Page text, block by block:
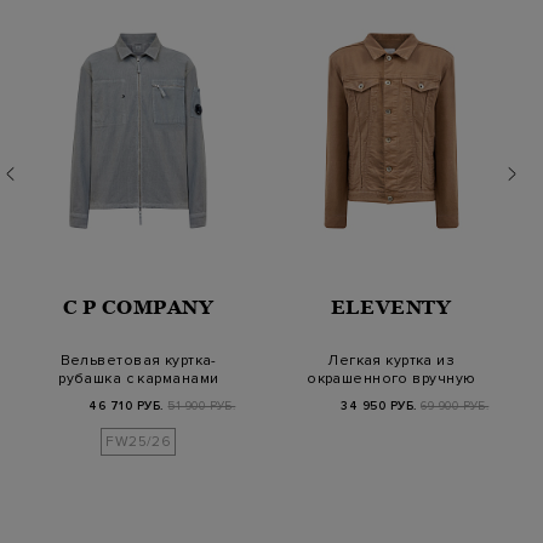
C P COMPANY
Вельветовая куртка-
рубашка с карманами
46 710 РУБ. 51 900 РУБ.
FW25/26
ELEVENTY
Легкая куртка из
окрашенного вручную
34 950 РУБ. 69 900 РУБ.